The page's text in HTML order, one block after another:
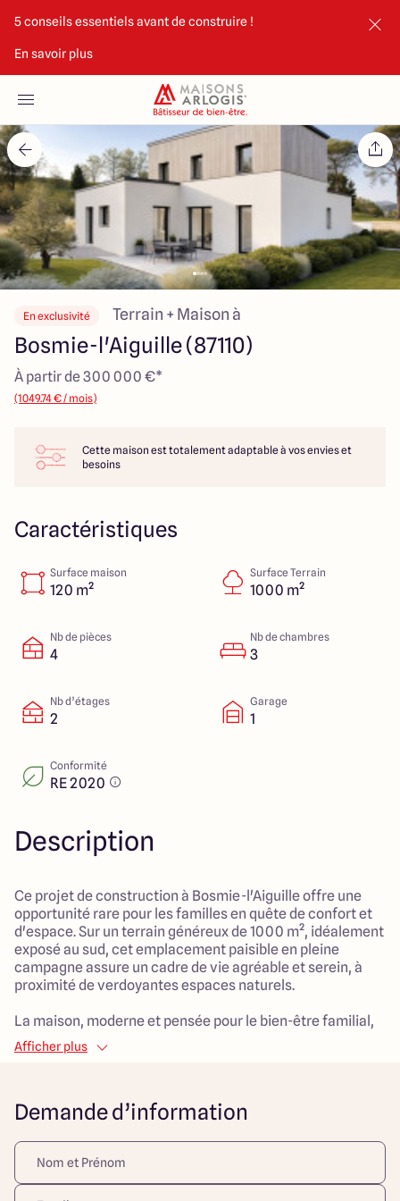
5 conseils essentiels avant de construire !
En savoir plus
Nos maisons
Nos annonces
Votre projet
Qui sommes-nous
Maisons ARLOGIS Limoges
En exclusivité Terrain + Maison à
Bosmie-l'Aiguille (87110)
À partir de 300 000 €*
(1049.74 € / mois)
Cette maison est totalement adaptable à vos envies et
besoins
Caractéristiques
Surface maison
120 m²
Surface Terrain
1000 m²
Nb de pièces
4
Nb de chambres
3
Nb d’étages
2
Garage
1
Conformité
RE 2020
Description
Ce projet de construction à Bosmie-l'Aiguille offre une
opportunité rare pour les familles en quête de confort et
d'espace. Sur un terrain généreux de 1000 m², idéalement
exposé au sud, cet emplacement paisible en pleine
campagne assure un cadre de vie agréable et serein, à
proximité de verdoyantes espaces naturels.
La maison, moderne et pensée pour le bien-être familial,
disposera d'une surface habitable de 120 m². Avec ses 4
pièces, dont 3 chambres spacieuses, elle est conçue pour
accueillant pour se réunir ou se détendre. L'ajout d'un
véhicules et les loisirs.
Ce modèle de maison contemporaines sera également
Afficher plus
Demande d’information